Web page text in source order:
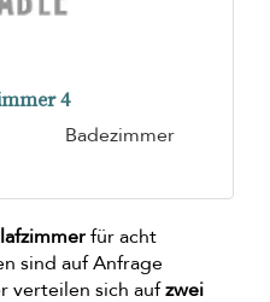
4
Badezimmer
für acht
sind auf Anfrage
verteilen sich aufzwei